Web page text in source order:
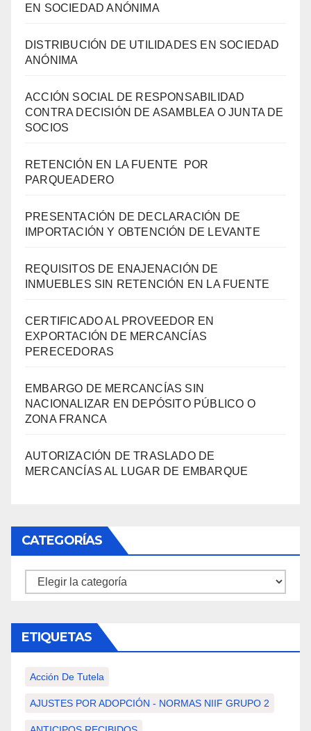
EN SOCIEDAD ANÓNIMA
DISTRIBUCIÓN DE UTILIDADES EN SOCIEDAD
ANÓNIMA
ACCIÓN SOCIAL DE RESPONSABILIDAD
CONTRA DECISIÓN DE ASAMBLEA O JUNTA DE
SOCIOS
RETENCIÓN EN LA FUENTE POR
PARQUEADERO
PRESENTACIÓN DE DECLARACIÓN DE
IMPORTACIÓN Y OBTENCIÓN DE LEVANTE
REQUISITOS DE ENAJENACIÓN DE
INMUEBLES SIN RETENCIÓN EN LA FUENTE
CERTIFICADO AL PROVEEDOR EN
EXPORTACIÓN DE MERCANCÍAS
PERECEDORAS
EMBARGO DE MERCANCÍAS SIN
NACIONALIZAR EN DEPÓSITO PÚBLICO O
ZONA FRANCA
AUTORIZACIÓN DE TRASLADO DE
MERCANCÍAS AL LUGAR DE EMBARQUE
CATEGORÍAS
Categorías
ETIQUETAS
Acción De Tutela
AJUSTES POR ADOPCIÓN - NORMAS NIIF GRUPO 2